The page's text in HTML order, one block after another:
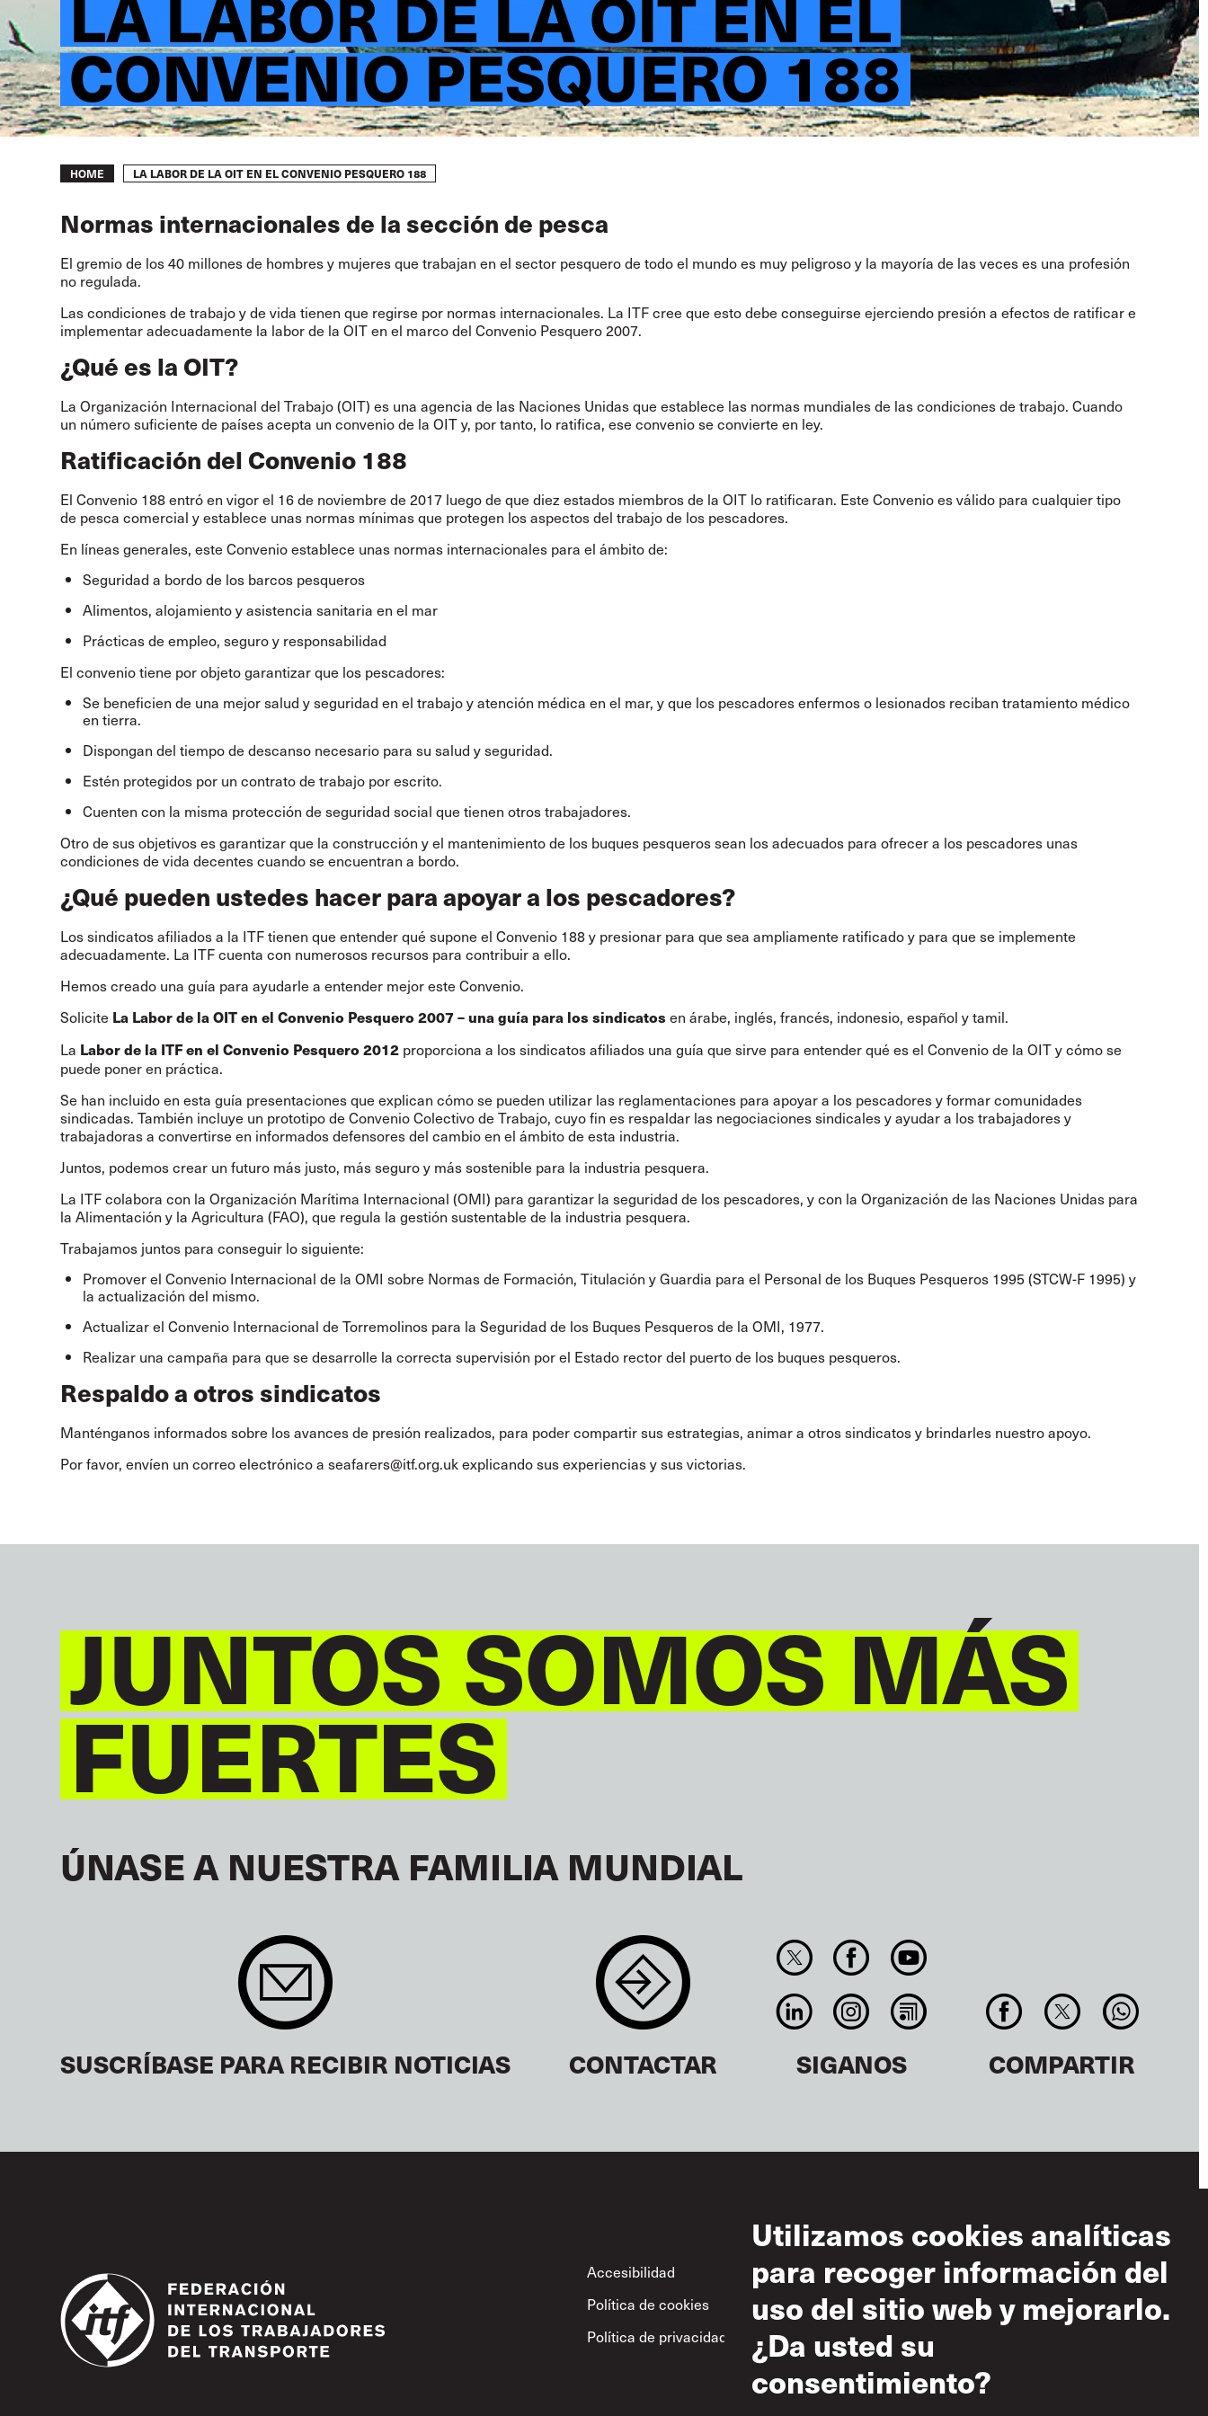
CONVENIO PESQUERO 188
Breadcrumb
HOME LA LABOR DE LA OIT EN EL CONVENIO PESQUERO 188
Normas internacionales de la sección de pesca
El gremio de los 40 millones de hombres y mujeres que trabajan en el sector pesquero de todo el mundo es muy peligroso y la mayoría de las veces es una profesión
no regulada.
Las condiciones de trabajo y de vida tienen que regirse por normas internacionales. La ITF cree que esto debe conseguirse ejerciendo presión a efectos de ratificar e
implementar adecuadamente la labor de la OIT en el marco del Convenio Pesquero 2007.
¿Qué es la OIT?
La Organización Internacional del Trabajo (OIT) es una agencia de las Naciones Unidas que establece las normas mundiales de las condiciones de trabajo. Cuando
un número suficiente de países acepta un convenio de la OIT y, por tanto, lo ratifica, ese convenio se convierte en ley.
Ratificación del Convenio 188
El Convenio 188 entró en vigor el 16 de noviembre de 2017 luego de que diez estados miembros de la OIT lo ratificaran. Este Convenio es válido para cualquier tipo
de pesca comercial y establece unas normas mínimas que protegen los aspectos del trabajo de los pescadores.
En líneas generales, este Convenio establece unas normas internacionales para el ámbito de:
Seguridad a bordo de los barcos pesqueros
Alimentos, alojamiento y asistencia sanitaria en el mar
Prácticas de empleo, seguro y responsabilidad
El convenio tiene por objeto garantizar que los pescadores:
Se beneficien de una mejor salud y seguridad en el trabajo y atención médica en el mar, y que los pescadores enfermos o lesionados reciban tratamiento médico
en tierra.
Dispongan del tiempo de descanso necesario para su salud y seguridad.
Estén protegidos por un contrato de trabajo por escrito.
Cuenten con la misma protección de seguridad social que tienen otros trabajadores.
Otro de sus objetivos es garantizar que la construcción y el mantenimiento de los buques pesqueros sean los adecuados para ofrecer a los pescadores unas
condiciones de vida decentes cuando se encuentran a bordo.
¿Qué pueden ustedes hacer para apoyar a los pescadores?
Los sindicatos afiliados a la ITF tienen que entender qué supone el Convenio 188 y presionar para que sea ampliamente ratificado y para que se implemente
adecuadamente. La ITF cuenta con numerosos recursos para contribuir a ello.
Hemos creado una guía para ayudarle a entender mejor este Convenio.
Solicite La Labor de la OIT en el Convenio Pesquero 2007 – una guía para los sindicatos en árabe, inglés, francés, indonesio, español y tamil.
La Labor de la ITF en el Convenio Pesquero 2012 proporciona a los sindicatos afiliados una guía que sirve para entender qué es el Convenio de la OIT y cómo se
puede poner en práctica.
Se han incluido en esta guía presentaciones que explican cómo se pueden utilizar las reglamentaciones para apoyar a los pescadores y formar comunidades
sindicadas. También incluye un prototipo de Convenio Colectivo de Trabajo, cuyo fin es respaldar las negociaciones sindicales y ayudar a los trabajadores y
trabajadoras a convertirse en informados defensores del cambio en el ámbito de esta industria.
Juntos, podemos crear un futuro más justo, más seguro y más sostenible para la industria pesquera.
La ITF colabora con la Organización Marítima Internacional (OMI) para garantizar la seguridad de los pescadores, y con la Organización de las Naciones Unidas para
la Alimentación y la Agricultura (FAO), que regula la gestión sustentable de la industria pesquera.
Trabajamos juntos para conseguir lo siguiente:
Promover el Convenio Internacional de la OMI sobre Normas de Formación, Titulación y Guardia para el Personal de los Buques Pesqueros 1995 (STCW-F 1995) y
la actualización del mismo.
Actualizar el Convenio Internacional de Torremolinos para la Seguridad de los Buques Pesqueros de la OMI, 1977.
Realizar una campaña para que se desarrolle la correcta supervisión por el Estado rector del puerto de los buques pesqueros.
Respaldo a otros sindicatos
Manténganos informados sobre los avances de presión realizados, para poder compartir sus estrategias, animar a otros sindicatos y brindarles nuestro apoyo.
Por favor, envíen un correo electrónico a seafarers@itf.org.ukexplicando sus experiencias y sus victorias.
JUNTOS SOMOS MÁS
FUERTES
ÚNASE A NUESTRA FAMILIA MUNDIAL
SUSCRÍBASE PARA RECIBIR NOTICIAS CONTACTAR SIGANOS COMPARTIR
Footer
Accesibilidad
Condiciones de uso
Política de cookies
Uso aceptable
Política de privacidad
Política sobre el
respeto mutuo
Utilizamos cookies analíticas
para recoger información del
uso del sitio web y mejorarlo.
¿Da usted su
consentimiento?